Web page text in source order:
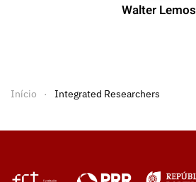
Walter Lemos
Início Integrated Researchers